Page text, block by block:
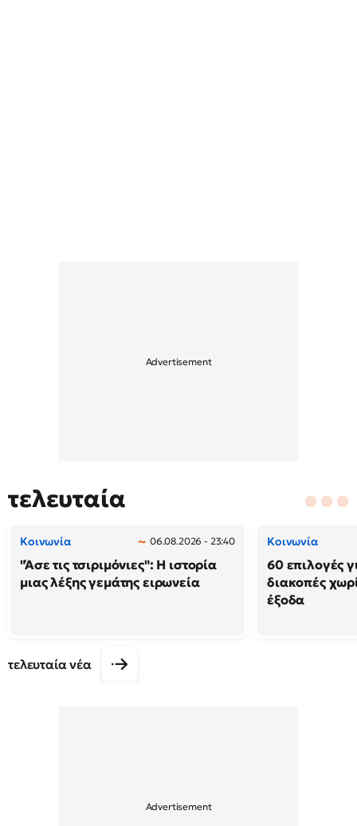
τελευταία
Κοινωνία 06.08.2026 - 23:40
"Άσε τις τσιριμόνιες": Η ιστορία
μιας λέξης γεμάτης ειρωνεία
Κοινωνία
60 επιλογές
διακοπές
έξοδα
τελευταία νέα